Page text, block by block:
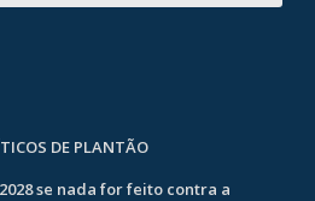
DE PLANTÃO
se nada for feito contra a